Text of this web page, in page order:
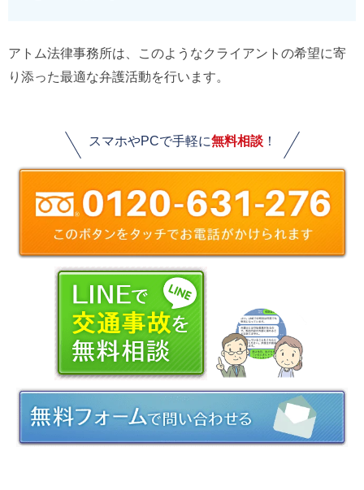
アトム法律事務所は、このようなクライアントの希望に寄
り添った最適な弁護活動を行います。
スマホやPCで手軽に無料相談！